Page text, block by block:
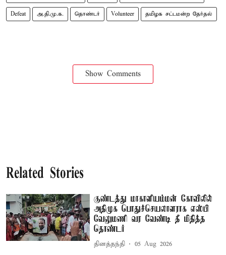
Defeat அ.தி.மு.க. தொண்டர் Volunteer தமிழக சட்டமன்ற தேர்தல்
Show Comments
Related Stories
குண்டத்து மாகாளியம்மன் கோவிலில்
அதிமுக பொதுச்செயலாளராக எஸ்பி
வேலுமணி வர வேண்டி தீ மிதித்த
தொண்டர்
தினத்தந்தி 05 Aug 2026